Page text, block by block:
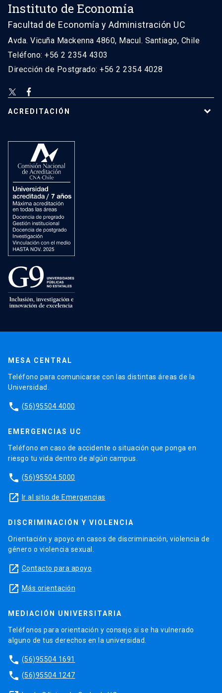
Instituto de Economía
Facultad de Economía y Administración UC
Avda. Vicuña Mackenna 4860, Macul. Santiago, Chile
Teléfono: +56 2 2354 4303
Dirección de Postgrado: +56 2 2354 4028
ACREDITACIÓN
MESA CENTRAL
Teléfono para comunicarse con las distintas áreas de la
Universidad.
phone (56)95504 4000
EMERGENCIAS UC
Teléfono en caso de accidente o situación que ponga en
riesgo tu vida dentro de algún campus.
phone (56)95504 5000
launch Ir al sitio de Emergencias
DISCRIMINACIÓN Y VIOLENCIA
Orientación y apoyo en casos de discriminación, violencia de
género o violencia sexual.
launch Contacto para apoyo
launch Más orientación
MEDIACIÓN UNIVERSITARIA
Teléfonos para orientación y consejo si se ha vulnerado
alguno de tus derechos en la universidad.
phone (56)95504 1691
phone (56)95504 1247